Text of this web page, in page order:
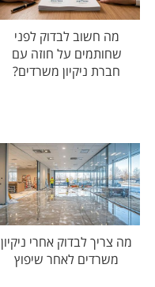
מה חשוב לבדוק לפני
שחותמים על חוזה עם
חברת ניקיון משרדים?
מה צריך לבדוק אחרי ניקיון
משרדים לאחר שיפוץ